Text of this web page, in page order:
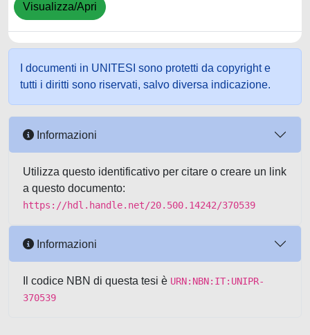
Visualizza/Apri
I documenti in UNITESI sono protetti da copyright e
tutti i diritti sono riservati, salvo diversa indicazione.
Informazioni
Utilizza questo identificativo per citare o creare un link
a questo documento:
https://hdl.handle.net/20.500.14242/370539
Informazioni
Il codice NBN di questa tesi è URN:NBN:IT:UNIPR-
370539